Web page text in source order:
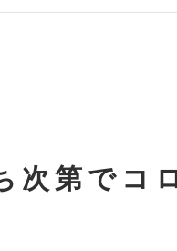
次第でコ